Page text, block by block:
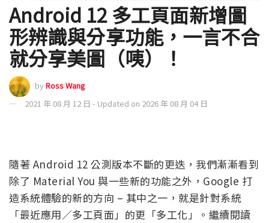
Android 12 多工頁面新增圖
形辨識與分享功能，一言不合
就分享美圖（咦）！
byRoss Wang
2021 年 08 月 12 日 - Updated on 2026 年 08 月 04 日
隨著 Android 12 公測版本不斷的更迭，我們漸漸看到
除了 Material You 與一些新的功能之外，Google 打
造系統體驗的新的方向 – 其中之一，就是針對系統
「最近應用／多工頁面」的更「多工化」。繼續閱讀